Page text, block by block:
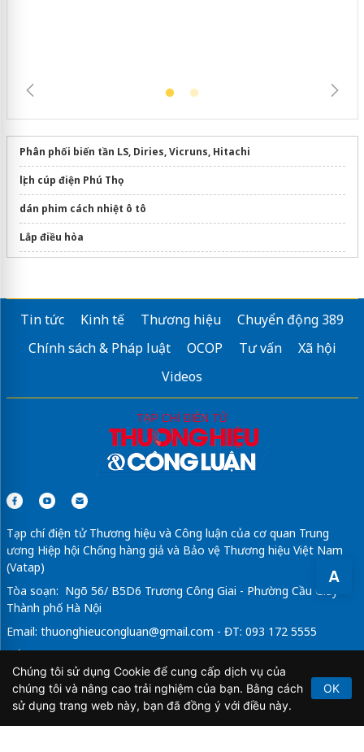
A
Phân phối biến tần LS, Diries, Vicruns, Hitachi
lịch cúp điện Phú Thọ
dán phim cách nhiệt ô tô
Lắp điều hòa
dịch vụ bảo trì hệ thống điện mặt trờitại tphcm
Bánquạt thông gió vuông 900x900
Tin tức Kinh tế Thương hiệu
Chuyển động 389
Chính sách & Pháp luật
OCOP Tư vấn
Xã hội
Videos
Tạp chí điện tử Thương hiệu và Công luận của cơ quan Trung
ương Hiệp hội Chống hàng giả và Bảo vệ Thương hiệu Việt Nam
(Vatap)
Tòa soạn: Ngõ 56/ B5D6 Trương Công Giai - Phường Cầu Giấy -
Thành phố Hà Nội
Email: thuonghieucongluan@gmail.com - ĐT: 093 172 5555
Tổng Biên Tập: Vũ Đức Thuận
Giấy phép hoạt động báo chí điện tử số 64/GP-BTTTT do Bộ
Thông tin và Truyền thông cấp ngày 21/2/2020.
Chúng tôi sử dụng Cookie để cung cấp dịch vụ của
chúng tôi và nâng cao trải nghiệm của bạn. Bằng cách
sử dụng trang web này, bạn đã đồng ý với điều này.
OK